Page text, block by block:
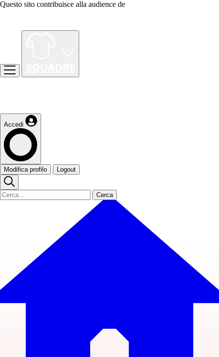
Questo sito contribuisce alla audience de
Accedi
Modifica profilo Logout
Cerca